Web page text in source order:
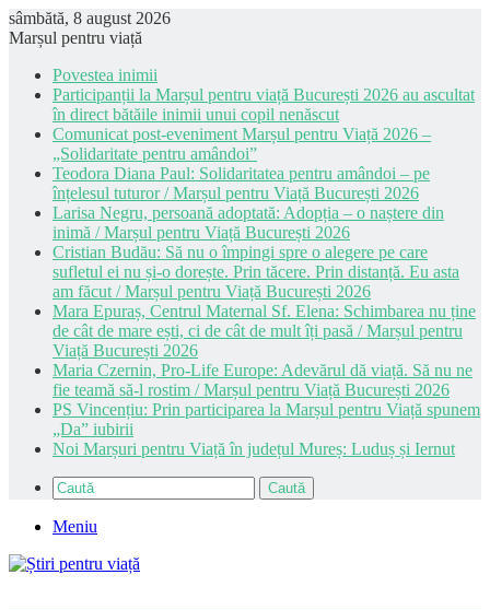
sâmbătă, 8 august 2026
Marșul pentru viață
Povestea inimii
Participanții la Marșul pentru viață București 2026 au ascultat
în direct bătăile inimii unui copil nenăscut
Comunicat post-eveniment Marșul pentru Viață 2026 –
„Solidaritate pentru amândoi”
Teodora Diana Paul: Solidaritatea pentru amândoi – pe
înțelesul tuturor / Marșul pentru Viață București 2026
Larisa Negru, persoană adoptată: Adopția – o naștere din
inimă / Marșul pentru Viață București 2026
Cristian Budău: Să nu o împingi spre o alegere pe care
sufletul ei nu și-o dorește. Prin tăcere. Prin distanță. Eu asta
am făcut / Marșul pentru Viață București 2026
Mara Epuraș, Centrul Maternal Sf. Elena: Schimbarea nu ține
de cât de mare ești, ci de cât de mult îți pasă / Marșul pentru
Viață București 2026
Maria Czernin, Pro-Life Europe: Adevărul dă viață. Să nu ne
fie teamă să-l rostim / Marșul pentru Viață București 2026
PS Vincențiu: Prin participarea la Marșul pentru Viață spunem
„Da” iubirii
Noi Marșuri pentru Viață în județul Mureș: Luduș și Iernut
Caută
Meniu